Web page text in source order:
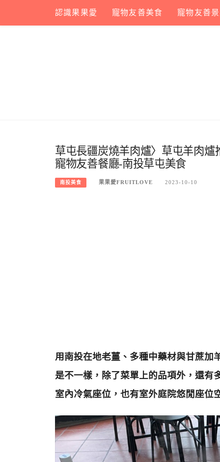
content
認識果果愛 寵物友善美食 寵物友善
草屯長疆炭燒羊肉爐〉草屯羊肉
寵物友善餐廳-南投草屯美食
南投美食 果果愛FRUITLOVE 2023-10-10
用南投在地老薑、多種中藥材與甘蔗加
是不一樣，除了菜單上的品項外，還有
室內冷氣座位，也有室外庭院悠閒座位